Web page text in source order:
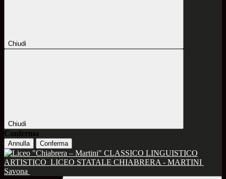
Chiudi
Chiudi
Conferma
Annulla Conferma
CLASSICO LINGUISTICO
ARTISTICO LICEO STATALE CHIABRERA - MARTINI
Savona